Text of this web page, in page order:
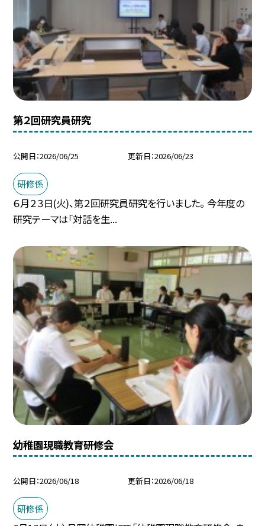
第２回研究員研究
公開日 2026/06/25 更新日 2026/06/23
研修係
６月２３日(火)、第２回研究員研究を行いました。 今年度の
研究テーマは「対話を生...
幼稚園現職教育研修会
公開日 2026/06/18 更新日 2026/06/18
研修係